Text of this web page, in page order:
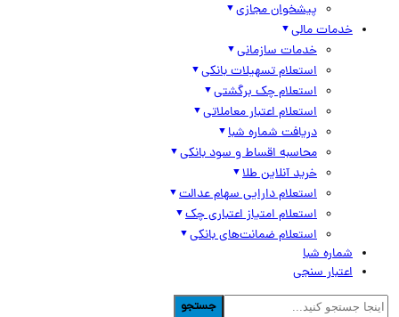
پیشخوان مجازی
خدمات مالی
خدمات سازمانی
استعلام تسهیلات بانکی
استعلام چک برگشتی
استعلام اعتبار معاملاتی
دریافت شماره شبا
محاسبه اقساط و سود بانکی
خرید آنلاین طلا
استعلام دارایی سهام عدالت
استعلام امتیاز اعتباری چک
استعلام ضمانت‌های بانکی
شماره شبا
اعتبار سنجی
جستجو